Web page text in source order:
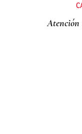
Atención